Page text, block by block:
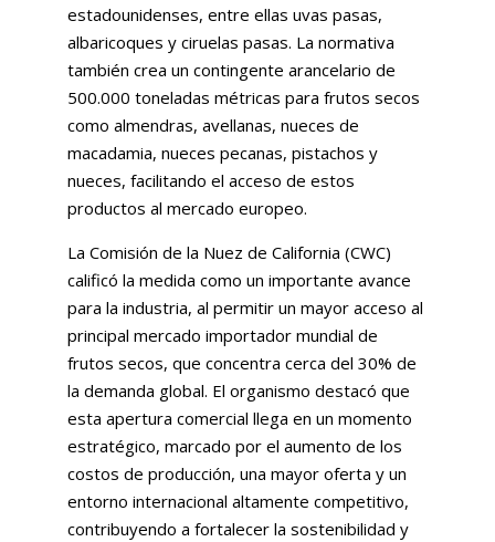
estadounidenses, entre ellas uvas pasas,
albaricoques y ciruelas pasas. La normativa
también crea un contingente arancelario de
500.000 toneladas métricas para frutos secos
como almendras, avellanas, nueces de
macadamia, nueces pecanas, pistachos y
nueces, facilitando el acceso de estos
productos al mercado europeo.
La Comisión de la Nuez de California (CWC)
calificó la medida como un importante avance
para la industria, al permitir un mayor acceso al
principal mercado importador mundial de
frutos secos, que concentra cerca del 30% de
la demanda global. El organismo destacó que
esta apertura comercial llega en un momento
estratégico, marcado por el aumento de los
costos de producción, una mayor oferta y un
entorno internacional altamente competitivo,
contribuyendo a fortalecer la sostenibilidad y